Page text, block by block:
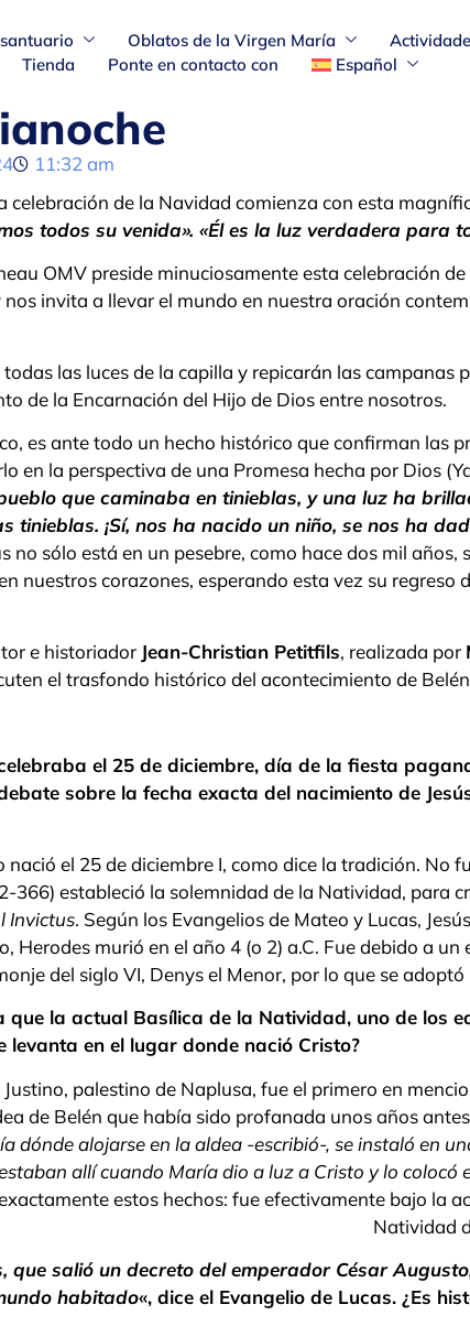
Oblatos de la Virgen María
Tienda Ponte en contacto con Español
11:32 am
celebración de la Navidad comienza con esta
todos su venida». «Él es la luz verdadera para
OMV preside minuciosamente esta celebración
invita a llevar el mundo en nuestra oración
todas las luces de la capilla y repicarán las campanas
de la Encarnación del Hijo de Dios entre nosotros.
es ante todo un hecho histórico que confirman las
en la perspectiva de una Promesa hecha por Dios
que caminaba en tinieblas, y una luz ha
tinieblas. ¡Sí, nos ha nacido un niño, se nos ha
no sólo está en un pesebre, como hace dos mil años,
nuestros corazones, esperando esta vez su regreso
e historiador Jean-Christian Petitfils, realizada por
el trasfondo histórico del acontecimiento de
el 25 de diciembre, día de la fiesta
sobre la fecha exacta del nacimiento de
nació el 25 de diciembre I, como dice la tradición. No
366) estableció la solemnidad de la Natividad, para
Invictus. Según los Evangelios de Mateo y Lucas,
Herodes murió en el año 4 (o 2) a.C. Fue debido a un
del siglo VI, Denys el Menor, por lo que se
que la actual Basílica de la Natividad, uno de los
levanta en el lugar donde nació Cristo?
palestino de Naplusa, fue el primero en
de Belén que había sido profanada unos años
dónde alojarse en la aldea -escribió-, se instaló en
allí cuando María dio a luz a Cristo y lo colocó
estos hechos: fue efectivamente bajo la
Natividad
que salió un decreto del emperador César
habitado«, dice el Evangelio de Lucas. ¿Es